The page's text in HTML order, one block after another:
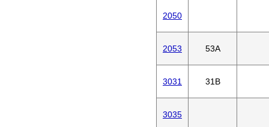
2050
2053 53A
3031 31B
3035